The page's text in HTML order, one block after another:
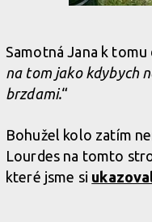
Samotná Jana k tomu
na tom jako kdybych
brzdami.“
Bohužel kolo zatím
Lourdes na tomto
které jsme si